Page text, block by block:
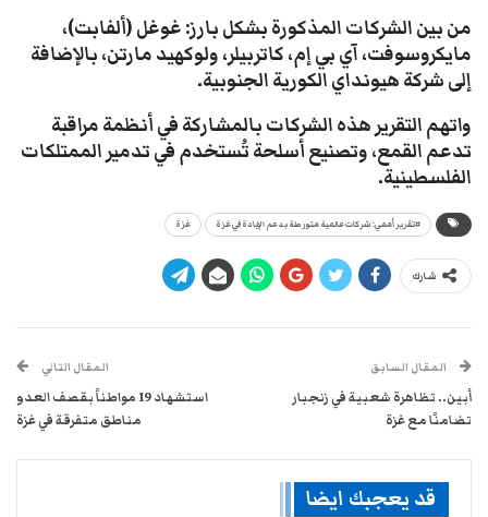
من بين الشركات المذكورة بشكل بارز: غوغل (ألفابت)،
مايكروسوفت، آي بي إم، كاتربيلر، ولوكهيد مارتن، بالإضافة
إلى شركة هيونداي الكورية الجنوبية.
واتهم التقرير هذه الشركات بالمشاركة في أنظمة مراقبة
تدعم القمع، وتصنيع أسلحة تُستخدم في تدمير الممتلكات
الفلسطينية.
#تقرير أممي: شركات عالمية متورطة بدعم الإبادة في غزة غزة
شارك
المقال السابق
أبين.. تظاهرة شعبية في زنجبار
تضامنًا مع غزة
المقال التالي
استشهاد 19 مواطناً بقصف العدو
مناطق متفرقة في غزة
قد يعجبك ايضا